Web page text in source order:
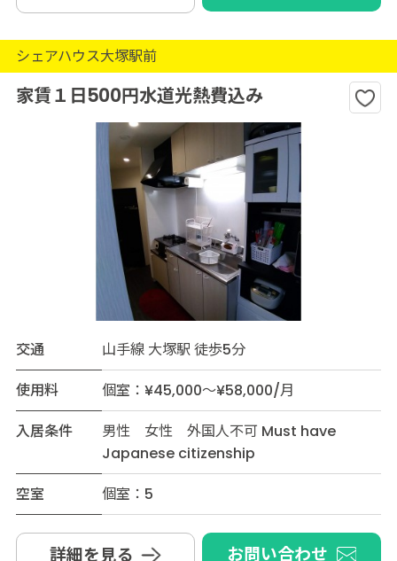
シェアハウス大塚駅前
家賃１日500円水道光熱費込み
交通
山手線 大塚駅 徒歩5分
使用料
個室：¥45,000～¥58,000/月
入居条件
男性 女性 外国人不可 Must have
Japanese citizenship
空室
個室：5
詳細を見る お問い合わせ